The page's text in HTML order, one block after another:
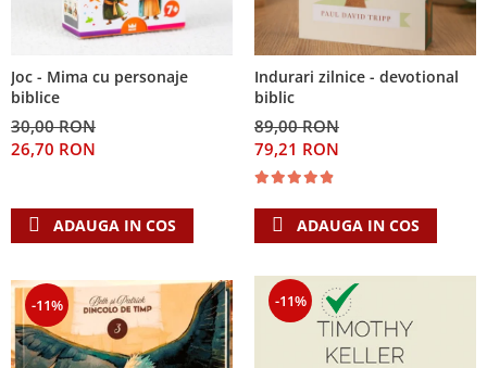
Joc - Mima cu personaje
biblice
30,00 RON
26,70 RON
ADAUGA IN COS
Indurari zilnice - devotional
biblic
89,00 RON
79,21 RON
ADAUGA IN COS
-11% -11%